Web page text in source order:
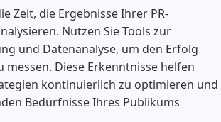
Zeit, die Ergebnisse Ihrer PR-
Nutzen Sie Tools zur
und Datenanalyse, um den Erfolg
messen. Diese Erkenntnisse helfen
kontinuierlich zu optimieren und
Bedürfnisse Ihres Publikums